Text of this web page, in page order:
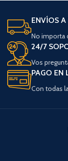
ENVÍOS
No importa
24/7
Vos
PAGO EN
Con todas